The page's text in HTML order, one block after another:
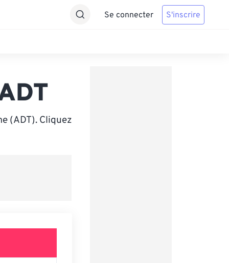
Se connecter S'inscrire
(ADT). Cliquez